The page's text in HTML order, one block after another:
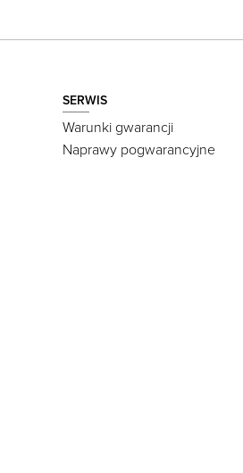
SERWIS
Warunki gwarancji
Naprawy pogwarancyjne